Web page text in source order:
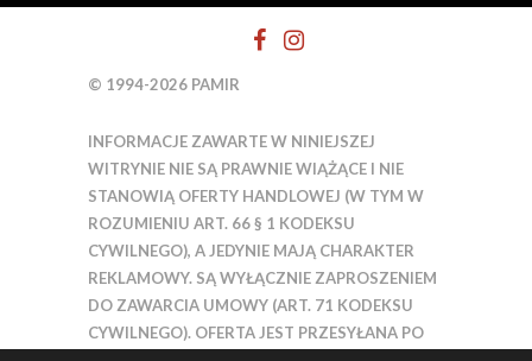
© 1994-2026 PAMIR
INFORMACJE ZAWARTE W NINIEJSZEJ
WITRYNIE NIE SĄ PRAWNIE WIĄŻĄCE I NIE
STANOWIĄ OFERTY HANDLOWEJ (W TYM W
ROZUMIENIU ART. 66 § 1 KODEKSU
CYWILNEGO), A JEDYNIE MAJĄ CHARAKTER
REKLAMOWY. SĄ WYŁĄCZNIE ZAPROSZENIEM
DO ZAWARCIA UMOWY (ART. 71 KODEKSU
CYWILNEGO). OFERTA JEST PRZESYŁANA PO